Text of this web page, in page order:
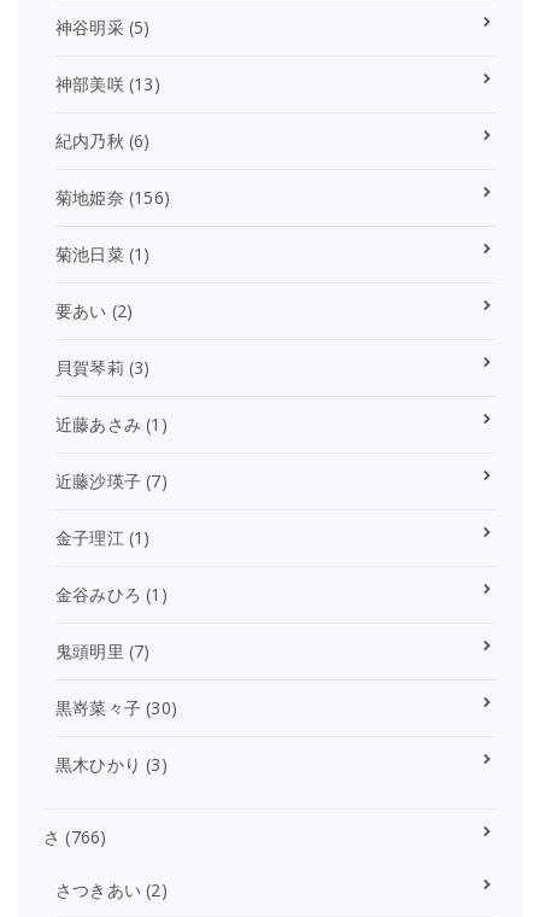
神谷明采(5)
神部美咲(13)
紀内乃秋 (6)
菊地姫奈 (156)
菊池日菜(1)
要あい (2)
貝賀琴莉 (3)
近藤あさみ (1)
近藤沙瑛子 (7)
金子理江(1)
金谷みひろ (1)
鬼頭明里 (7)
黒嵜菜々子 (30)
黒木ひかり (3)
さ (766)
さつきあい (2)